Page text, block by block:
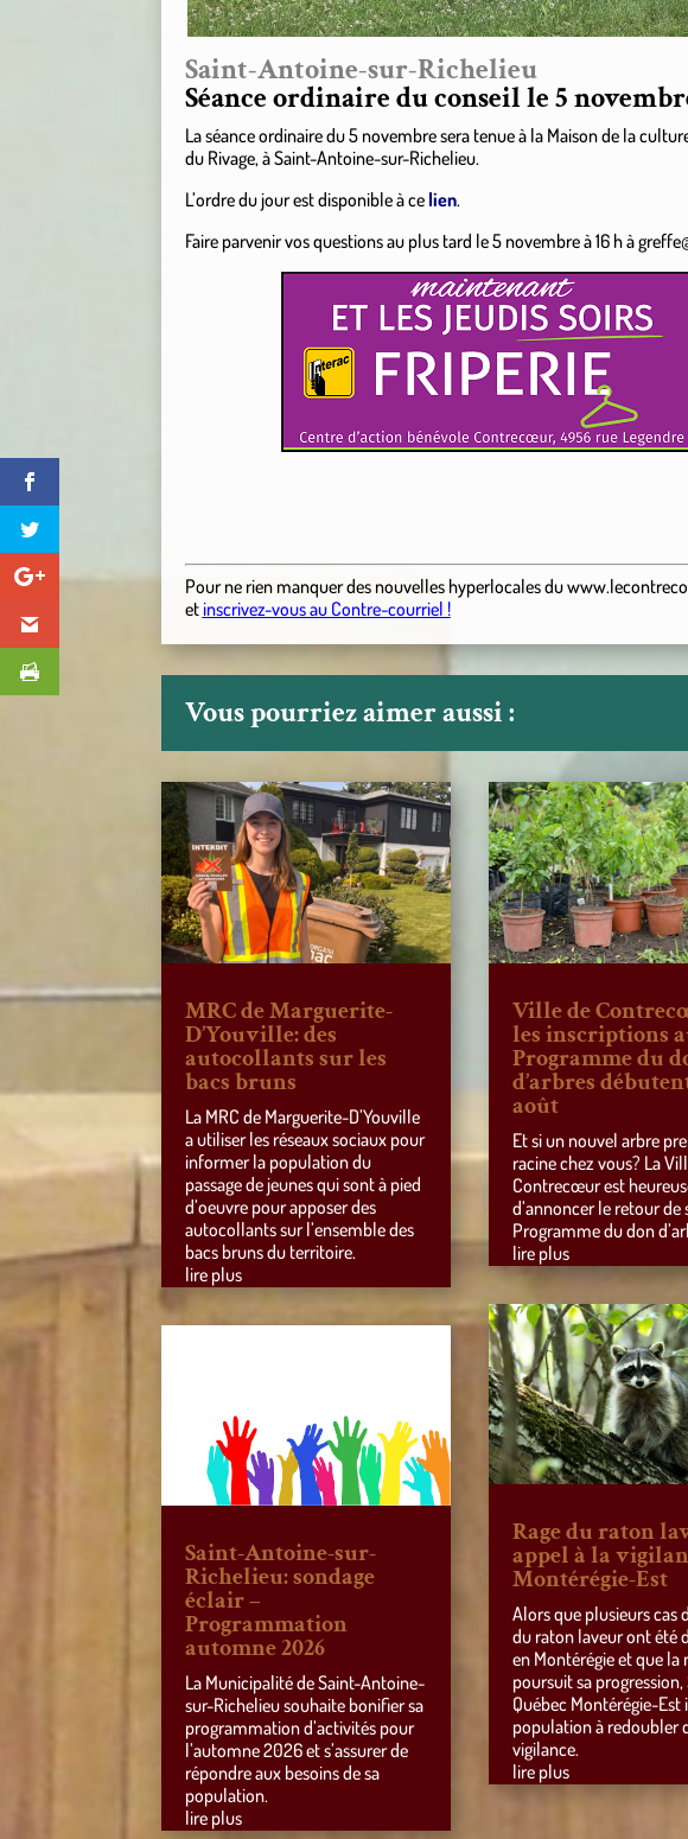
Saint-Antoine-sur-Richelieu
Séance ordinaire du conseil le 5
La séance ordinaire du 5 novembre sera tenue à la Maison de la
du Rivage, à Saint-Antoine-sur-Richelieu.
L’ordre du jour est disponible à celien.
Faire parvenir vos questions au plus tard le 5 novembre à 16 h à
Pour ne rien manquer des nouvelles hyperlocalesdu
etinscrivez-vous au Contre-courriel !
Vous pourriez aimer aussi :
MRC de Marguerite-
D’Youville: des
autocollants sur les
bacs bruns
La MRC de Marguerite-D’Youville
a utiliser les réseaux sociaux pour
informer la population du
passage de jeunes qui sont à pied
d’oeuvre pour apposer des
autocollants sur l’ensemble des
bacs bruns du territoire.
lire plus
Saint-Antoine-sur-
Richelieu: sondage
éclair –
Programmation
automne 2026
La Municipalité de Saint-Antoine-
sur-Richelieu souhaite bonifier sa
programmation d’activités pour
l’automne 2026 et s’assurer de
répondre aux besoins de sa
population.
lire plus
Ville de
les inscriptions
Programme du
d’arbres
août
Et si un nouvel arbre
racine chez vous? La
Contrecœur est
d’annoncer le retour de
Programme du don
lire plus
Rage du raton
appel à la
Montérégie-Est
Alors que plusieurs cas
du raton laveur ont été
en Montérégie et que la
poursuit sa progression,
Québec Montérégie-Est
population à redoubler
vigilance.
lire plus